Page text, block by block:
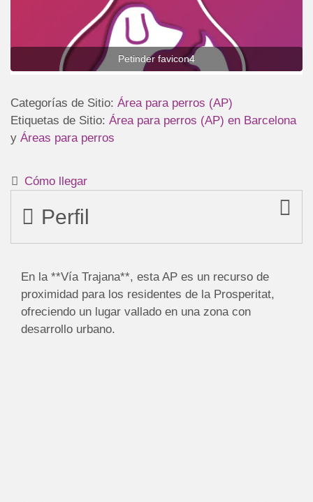
Petinder favicon4
Categorías de Sitio: Área para perros (AP)
Etiquetas de Sitio: Área para perros (AP) en Barcelona
y Áreas para perros
Cómo llegar
Perfil
En la **Vía Trajana**, esta AP es un recurso de
proximidad para los residentes de la Prosperitat,
ofreciendo un lugar vallado en una zona con
desarrollo urbano.